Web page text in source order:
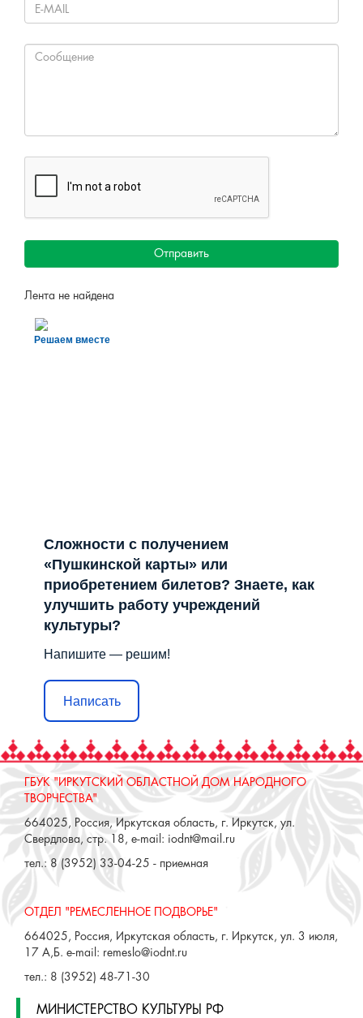
ОБРАТНАЯ СВЯЗЬ
Лента не найдена
Решаем вместе
Сложности с получением
«Пушкинской карты» или
приобретением билетов? Знаете, как
улучшить работу учреждений
Напишите — решим!
Написать